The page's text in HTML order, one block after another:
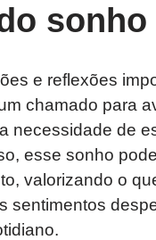
sonho
e reflexões
chamado para
necessidade de
esse sonho
valorizando o
sentimentos